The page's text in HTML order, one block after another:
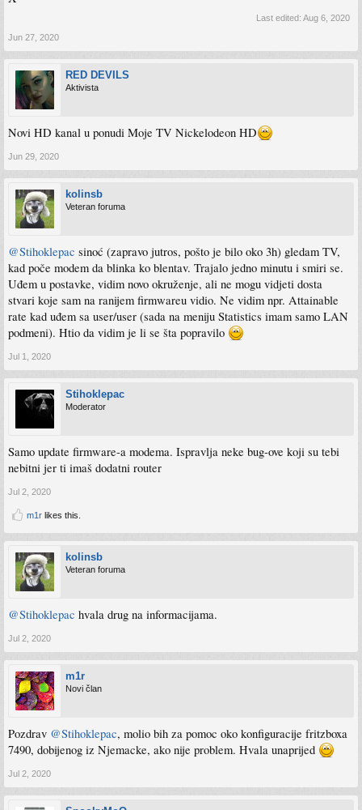
Last edited: Aug 6, 2020
Jun 27, 2020
RED DEVILS
Aktivista
Novi HD kanal u ponudi Moje TV Nickelodeon HD
Jun 29, 2020
kolinsb
Veteran foruma
@Stihoklepac sinoć (zapravo jutros, pošto je bilo oko 3h) gledam TV,
kad poče modem da blinka ko blentav. Trajalo jedno minutu i smiri se.
Uđem u postavke, vidim novo okruženje, ali ne mogu vidjeti dosta
stvari koje sam na ranijem firmwareu vidio. Ne vidim npr. Attainable
rate kad uđem sa user/user (sada na meniju Statistics imam samo LAN
podmeni). Htio da vidim je li se šta popravilo
Jul 1, 2020
Stihoklepac
Moderator
Samo update firmware-a modema. Ispravlja neke bug-ove koji su tebi
nebitni jer ti imaš dodatni router
Jul 2, 2020
m1r likes this.
kolinsb
Veteran foruma
@Stihoklepac hvala drug na informacijama.
Jul 2, 2020
m1r
Novi član
Pozdrav @Stihoklepac, molio bih za pomoc oko konfiguracije fritzboxa
7490, dobijenog iz Njemacke, ako nije problem. Hvala unaprijed
Jul 2, 2020